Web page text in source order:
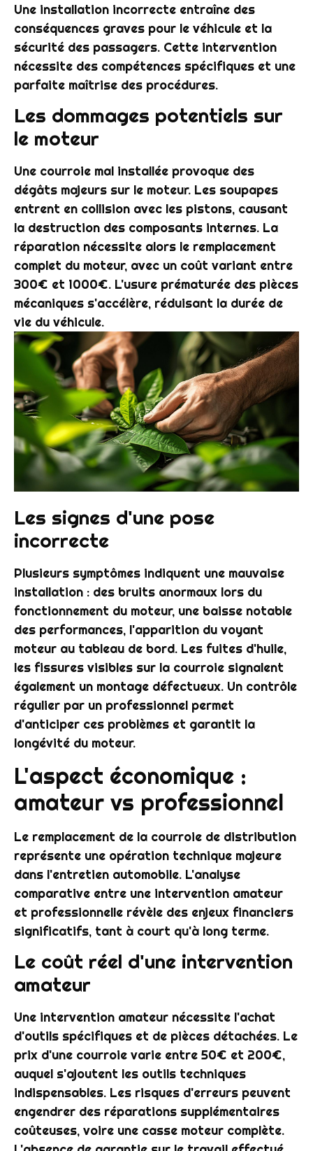
Une installation incorrecte entraîne des
conséquences graves pour le véhicule et la
sécurité des passagers. Cette intervention
nécessite des compétences spécifiques et une
parfaite maîtrise des procédures.
Les dommages potentiels sur
le moteur
Une courroie mal installée provoque des
dégâts majeurs sur le moteur. Les soupapes
entrent en collision avec les pistons, causant
la destruction des composants internes. La
réparation nécessite alors le remplacement
complet du moteur, avec un coût variant entre
300€ et 1000€. L'usure prématurée des pièces
mécaniques s'accélère, réduisant la durée de
vie du véhicule.
Les signes d'une pose
incorrecte
Plusieurs symptômes indiquent une mauvaise
installation : des bruits anormaux lors du
fonctionnement du moteur, une baisse notable
des performances, l'apparition du voyant
moteur au tableau de bord. Les fuites d'huile,
les fissures visibles sur la courroie signalent
également un montage défectueux. Un contrôle
régulier par un professionnel permet
d'anticiper ces problèmes et garantit la
longévité du moteur.
L'aspect économique :
amateur vs professionnel
Le remplacement de la courroie de distribution
représente une opération technique majeure
dans l'entretien automobile. L'analyse
comparative entre une intervention amateur
et professionnelle révèle des enjeux financiers
significatifs, tant à court qu'à long terme.
Le coût réel d'une intervention
amateur
Une intervention amateur nécessite l'achat
d'outils spécifiques et de pièces détachées. Le
prix d'une courroie varie entre 50€ et 200€,
auquel s'ajoutent les outils techniques
indispensables. Les risques d'erreurs peuvent
engendrer des réparations supplémentaires
coûteuses, voire une casse moteur complète.